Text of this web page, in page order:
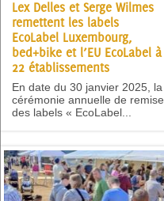
Lex Delles et Serge Wilmes
remettent les labels
EcoLabel Luxembourg,
bed+bike et l’EU EcoLabel à
22 établissements
En date du 30 janvier 2025, la
cérémonie annuelle de remise
des labels « EcoLabel...